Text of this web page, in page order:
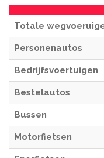
Totale
Personenautos
Bedrijfsvoertuigen
Bestelautos
Bussen
Motorfietsen